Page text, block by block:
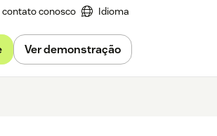
contato conosco Idioma
Ver demonstração